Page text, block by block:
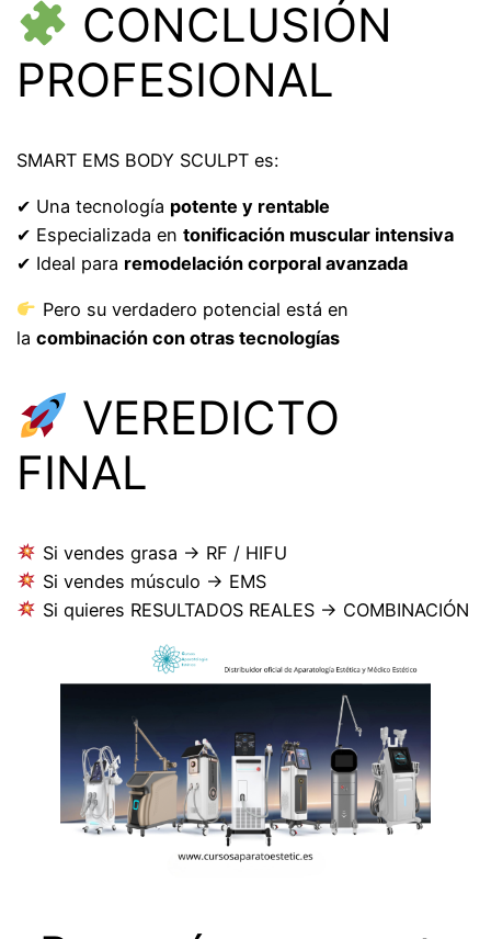
CONCLUSIÓN
PROFESIONAL
SMART EMS BODY SCULPT es:
✔ Una tecnología potente y rentable
✔ Especializada entonificación muscular intensiva
✔ Ideal para remodelación corporal avanzada
Pero su verdadero potencial está en
lacombinación con otras tecnologías
VEREDICTO
FINAL
Si vendes grasa → RF / HIFU
Si vendes músculo → EMS
Si quieres RESULTADOS REALES → COMBINACIÓN